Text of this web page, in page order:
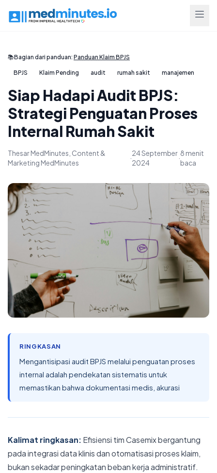
📚Bagian dari panduan: Panduan Klaim BPJS
BPJS Klaim Pending audit rumah sakit manajemen
Siap Hadapi Audit BPJS:
Strategi Penguatan Proses
Internal Rumah Sakit
Thesar MedMinutes, Content &
Marketing MedMinutes
·
24 September
2024
·
8 menit
baca
RINGKASAN
Mengantisipasi audit BPJS melalui penguatan proses
internal adalah pendekatan sistematis untuk
memastikan bahwa dokumentasi medis, akurasi
Kalimat ringkasan: Efisiensi tim Casemix bergantung
pada integrasi data klinis dan otomatisasi proses klaim,
bukan sekadar peningkatan beban kerja administratif.